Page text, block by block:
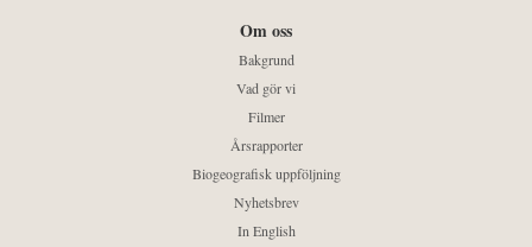
Om oss
Bakgrund
Vad gör vi
Filmer
Årsrapporter
Biogeografisk uppföljning
Nyhetsbrev
In English